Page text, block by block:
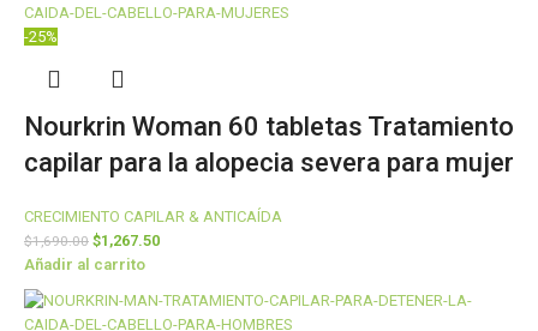
-25%
Nourkrin Woman 60 tabletas Tratamiento
capilar para la alopecia severa para mujer
CRECIMIENTO CAPILAR & ANTICAÍDA
$1,690.00 $1,267.50
Añadir al carrito